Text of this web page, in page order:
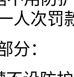
人次罚
分：